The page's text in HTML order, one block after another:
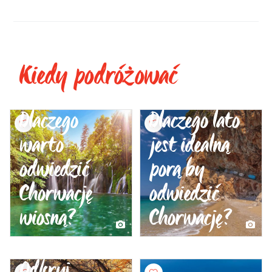
Kiedy podróżować
Dlaczego
warto
odwiedzić
Chorwację
wiosną?
Dlaczego lato
jest idealną
porą by
odwiedzić
Chorwację?